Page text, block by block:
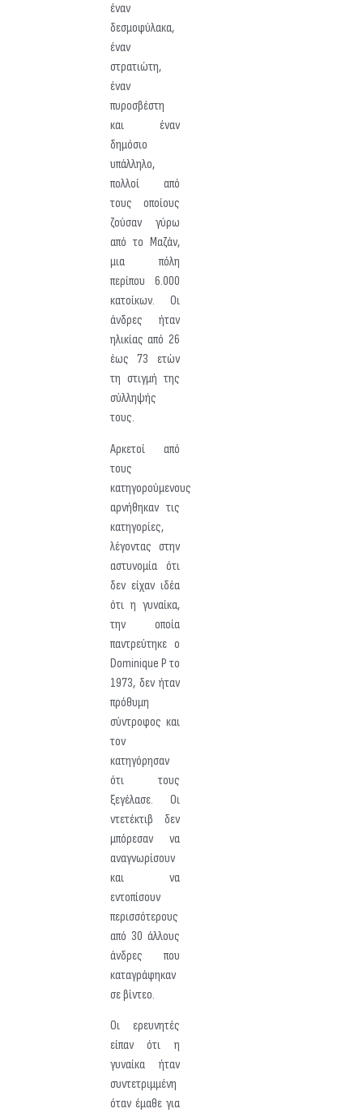
έναν
δεσμοφύλακα,
έναν
στρατιώτη,
έναν
πυροσβέστη
και έναν
δημόσιο
υπάλληλο,
πολλοί από
τους οποίους
ζούσαν γύρω
από το Μαζάν,
μια πόλη
περίπου 6.000
κατοίκων. Οι
άνδρες ήταν
ηλικίας από 26
έως 73 ετών
τη στιγμή της
σύλληψής
τους.
Αρκετοί από
τους
κατηγορούμενους
αρνήθηκαν τις
κατηγορίες,
λέγοντας στην
αστυνομία ότι
δεν είχαν ιδέα
ότι η γυναίκα,
την οποία
παντρεύτηκε ο
Dominique P το
1973, δεν ήταν
πρόθυμη
σύντροφος και
τον
κατηγόρησαν
ότι τους
ξεγέλασε. Οι
ντετέκτιβ δεν
μπόρεσαν να
αναγνωρίσουν
και να
εντοπίσουν
περισσότερους
από 30 άλλους
άνδρες που
καταγράφηκαν
σε βίντεο.
Οι ερευνητές
είπαν ότι η
γυναίκα ήταν
συντετριμμένη
όταν έμαθε για